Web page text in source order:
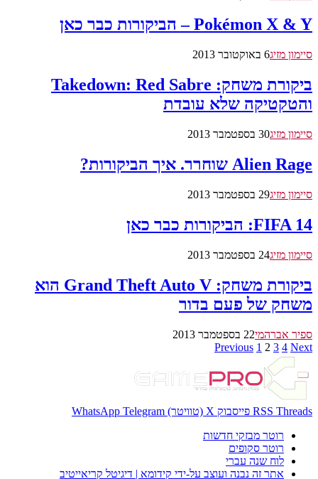
Pokémon X & Y – הביקורות כבר כאן
סיימון מזיג6 באוקטובר 2013
ביקורת משחק: Takedown: Red Sabre
והטקטיקה שלא עובדת
סיימון מזיג30 בספטמבר 2013
Alien Rage שוחרר. איך הביקורות?
סיימון מזיג29 בספטמבר 2013
FIFA 14: הביקורות כבר כאן
סיימון מזיג24 בספטמבר 2013
ביקורת משחק: Grand Theft Auto V הוא
משחק של פעם בדור
ספיר אברהמי22 בספטמבר 2013
Previous 1 2 3 4 Next
RSS Threads פייסבוק X (טוויטר) WhatsApp Telegram
רוטר מבזקי חדשות
רוטר סקופים
לוח שנה עברי
אתר זה נבנה ועוצב על-ידי קידומא | דיגיטל קריאייטיב